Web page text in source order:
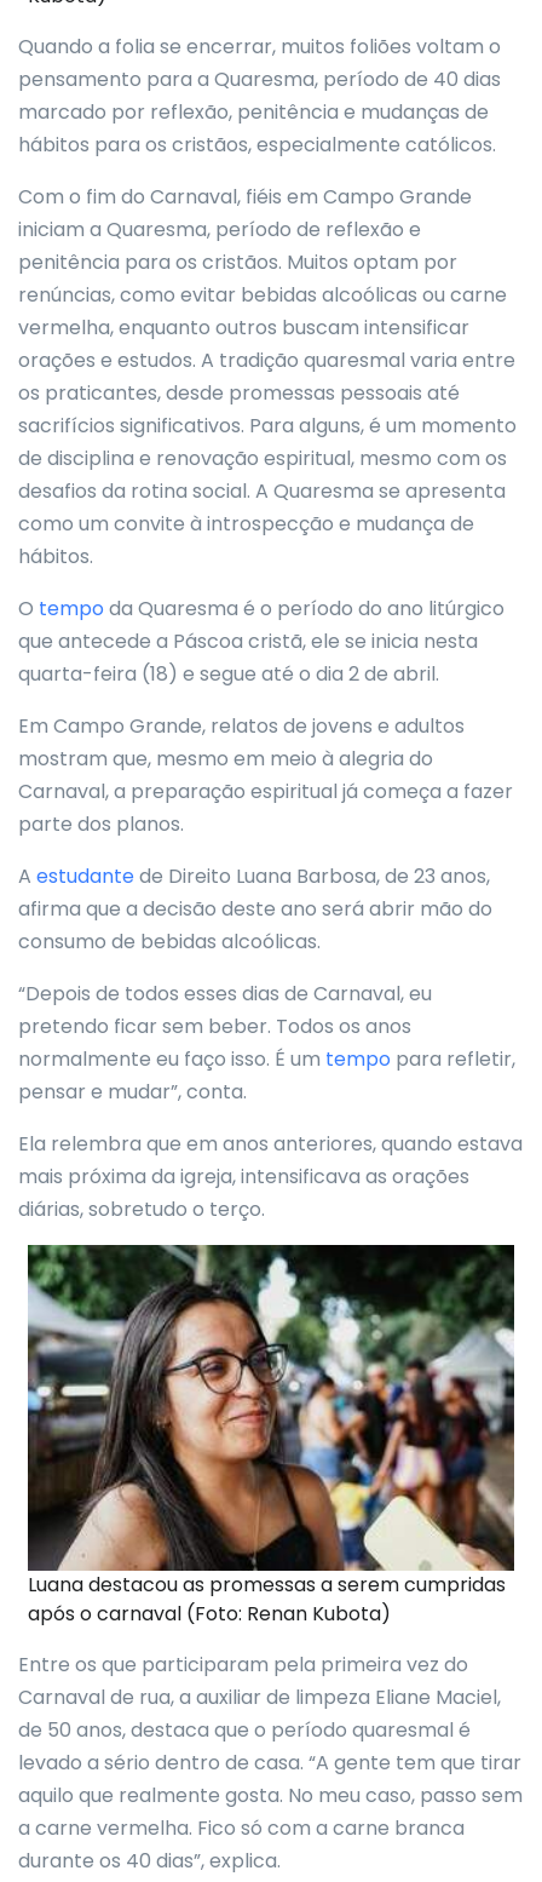
Quando a folia se encerrar, muitos foliões voltam o
pensamento para a Quaresma, período de 40 dias
marcado por reflexão, penitência e mudanças de
hábitos para os cristãos, especialmente católicos.
Com o fim do Carnaval, fiéis em Campo Grande
iniciam a Quaresma, período de reflexão e
penitência para os cristãos. Muitos optam por
renúncias, como evitar bebidas alcoólicas ou carne
vermelha, enquanto outros buscam intensificar
orações e estudos. A tradição quaresmal varia entre
os praticantes, desde promessas pessoais até
sacrifícios significativos. Para alguns, é um momento
de disciplina e renovação espiritual, mesmo com os
desafios da rotina social. A Quaresma se apresenta
como um convite à introspecção e mudança de
hábitos.
O tempo da Quaresma é o período do ano litúrgico
que antecede a Páscoa cristã, ele se inicia nesta
quarta-feira (18) e segue até o dia 2 de abril.
Em Campo Grande, relatos de jovens e adultos
mostram que, mesmo em meio à alegria do
Carnaval, a preparação espiritual já começa a fazer
parte dos planos.
A estudantede Direito Luana Barbosa, de 23 anos,
afirma que a decisão deste ano será abrir mão do
consumo de bebidas alcoólicas.
“Depois de todos esses dias de Carnaval, eu
pretendo ficar sem beber. Todos os anos
normalmente eu faço isso. É um tempo para refletir,
pensar e mudar”, conta.
Ela relembra que em anos anteriores, quando estava
mais próxima da igreja, intensificava as orações
diárias, sobretudo o terço.
Luana destacou as promessas a serem cumpridas
após o carnaval (Foto: Renan Kubota)
Entre os que participaram pela primeira vez do
Carnaval de rua, a auxiliar de limpeza Eliane Maciel,
de 50 anos, destaca que o período quaresmal é
levado a sério dentro de casa. “A gente tem que tirar
aquilo que realmente gosta. No meu caso, passo sem
a carne vermelha. Fico só com a carne branca
durante os 40 dias”, explica.